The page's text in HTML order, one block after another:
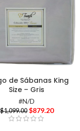
de Sábanas King
Size – Gris
#N/D
$1,099.00 $879.20